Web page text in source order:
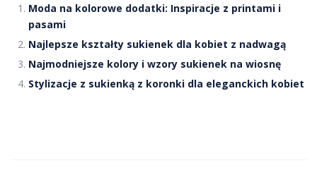
Moda na kolorowe dodatki: Inspiracje z printami i
pasami
Najlepsze kształty sukienek dla kobiet z nadwagą
Najmodniejsze kolory i wzory sukienek na wiosnę
Stylizacje z sukienką z koronki dla eleganckich kobiet